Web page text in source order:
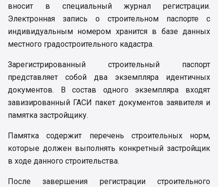
вносит в специальный журнал регистрации.
Электронная запись о строительном паспорте с
индивидуальным номером хранится в базе данных
местного градостроительного кадастра.
Зарегистрированный строительный паспорт
представляет собой два экземпляра идентичных
документов. В состав одного экземпляра входят
завизированный ГАСИ пакет документов заявителя и
памятка застройщику.
Памятка содержит перечень строительных норм,
которые должен выполнять конкретный застройщик
в ходе данного строительства.
После завершения регистрации строительного